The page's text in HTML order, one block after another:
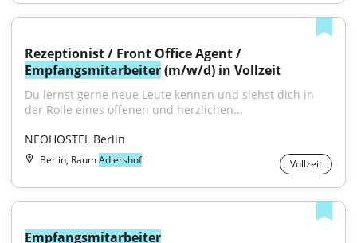
Empfangsmitarbeiter (m/w/d) in Vollzeit
Du lernst gerne neue Leute kennen und siehst dich in
der Rolle eines offenen und herzlichen...
NEOHOSTEL Berlin
Berlin, RaumAdlershof Vollzeit
Empfangsmitarbeiter